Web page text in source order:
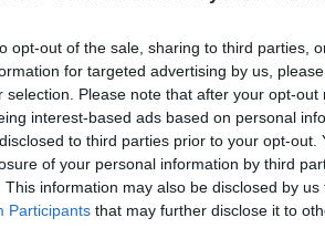
opt-out of the sale, sharing to third parties,
for targeted advertising by us,
selection. Please note that after your opt-
interest-based ads based on personal
to third parties prior to your opt-
of your personal information by third
This information may also be disclosed by
Participants that may further disclose it to
dichiarazione sulla
* I prezzi sono comprensivi di IVA. Più
* I prezzi sono comprensivi di accisa
Descrizione Informazioni